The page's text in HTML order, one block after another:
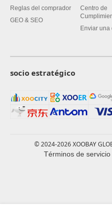
Reglas del comprador
GEO & SEO
Centro de
Enviar una
socio estratégico
© 2024-2026 XOOBAY
Términos de servicio